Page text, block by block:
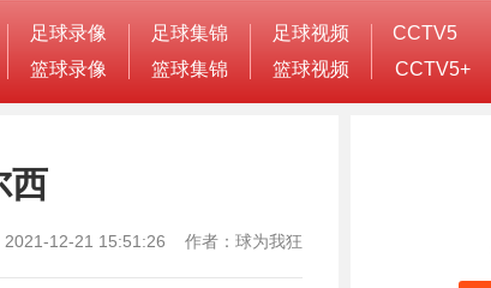
足球录像
篮球录像
足球集锦
篮球集锦
足球视频
篮球视频
CCTV5
CCTV5+
西
2021-12-21 15:51:26 作者：球为我狂